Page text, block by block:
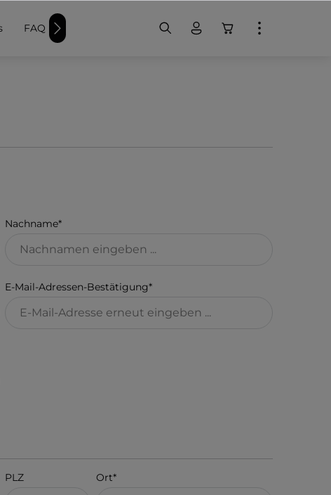
FAQ Weitere Schwimmer-Produkte Badekappen
Nachname*
E-Mail-Adressen-Bestätigung*
PLZ Ort*